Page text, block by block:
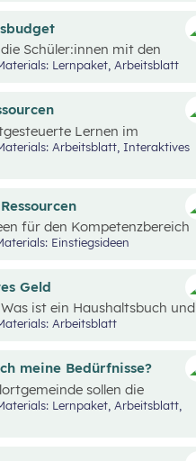
für den Kompetenzbereich
präsentiert.
Einstiegsideen
meine Bedürfnisse?
sollen die
eine eigene Bedürfniskarte
stehende
Geld
ist ein Haushaltsbuch und
präsent und begleitet
Arbeitsblatt
Schüler:innen mit den
Lernpaket, Arbeitsblatt
muss aufgrund der
nicht die einzige
Lernen im
und Energieträger für
für die Umwelt und